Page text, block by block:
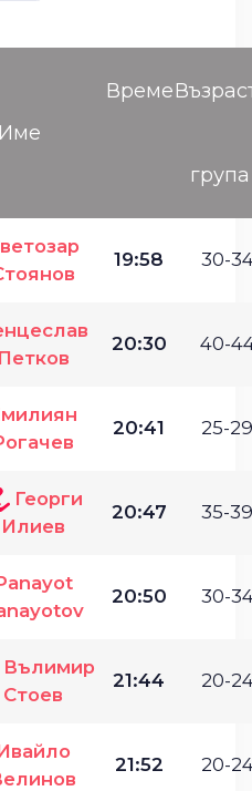
Име
Време
група
19:58 30-
Петков
20:30 40-
20:41 25-
Георги
Илиев
20:47 35-
20:50 30-
Вълимир
Стоев
21:44 20-
21:52 20-